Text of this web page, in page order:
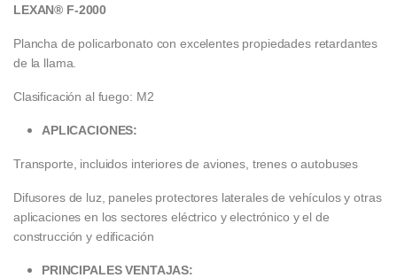
LEXAN® F-2000
Plancha de policarbonato con excelentes propiedades retardantes
de la llama.
Clasificación al fuego: M2
APLICACIONES:
Transporte, incluidos interiores de aviones, trenes o autobuses
Difusores de luz, paneles protectores laterales de vehículos y otras
aplicaciones en los sectores eléctrico y electrónico y el de
construcción y edificación
PRINCIPALES VENTAJAS: